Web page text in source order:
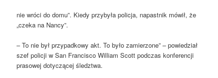
nie wróci do domu”. Kiedy przybyła policja, napastnik mówił, że
„czeka na Nancy”.
– To nie był przypadkowy akt. To było zamierzone” – powiedział
szef policji w San Francisco William Scott podczas konferencji
prasowej dotyczącej śledztwa.